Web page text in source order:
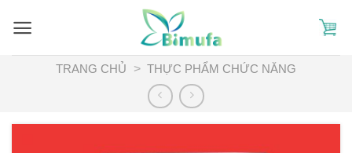
TRANG CHỦ
> THỰC PHẨM CHỨC NĂNG